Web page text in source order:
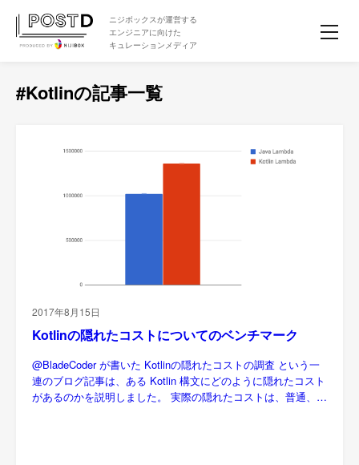
ニジボックスが運営する
エンジニアに向けた
キュレーションメディア
#Kotlinの記事一覧
2017年8月15日
Kotlinの隠れたコストについてのベンチマーク
@BladeCoder が書いた Kotlinの隠れたコストの調査 という一
連のブログ記事は、ある Kotlin 構文にどのように隠れたコスト
があるのかを説明しました。 実際の隠れたコストは、普通、…